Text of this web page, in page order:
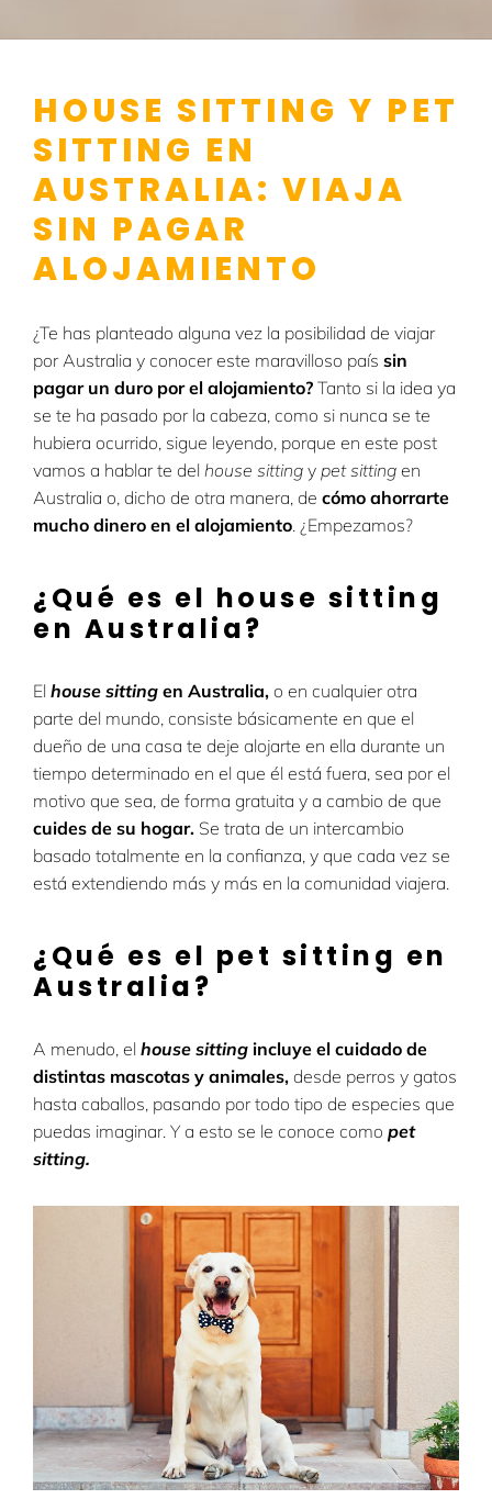
HOUSE SITTING Y PET
SITTING EN
AUSTRALIA: VIAJA
SIN PAGAR
ALOJAMIENTO
¿Te has planteado alguna vez la posibilidad de viajar
por Australia y conocer este maravilloso país sin
pagar un duro por el alojamiento? Tanto si la idea ya
se te ha pasado por la cabeza, como si nunca se te
hubiera ocurrido, sigue leyendo, porque en este post
vamos a hablar te del house sitting y pet sitting en
Australia o, dicho de otra manera, de cómo ahorrarte
mucho dinero en el alojamiento. ¿Empezamos?
¿Qué es el house sitting
en Australia?
El house sitting en Australia, o en cualquier otra
parte del mundo, consiste básicamente en que el
dueño de una casa te deje alojarte en ella durante un
tiempo determinado en el que él está fuera, sea por el
motivo que sea, de forma gratuita y a cambio de que
cuides de su hogar. Se trata de un intercambio
basado totalmente en la confianza, y que cada vez se
está extendiendo más y más en la comunidad viajera.
¿Qué es el pet sitting en
Australia?
A menudo, el house sitting incluye el cuidado de
distintas mascotas y animales, desde perros y gatos
hasta caballos, pasando por todo tipo de especies que
puedas imaginar. Y a esto se le conoce como pet
sitting.